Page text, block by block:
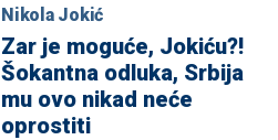
Nikola Jokić
Zar je moguće, Jokiću?!
Šokantna odluka, Srbija
mu ovo nikad neće
oprostiti